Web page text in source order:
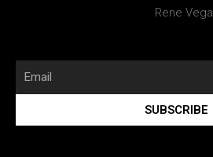
Rene Vega
SUBSCRIBE